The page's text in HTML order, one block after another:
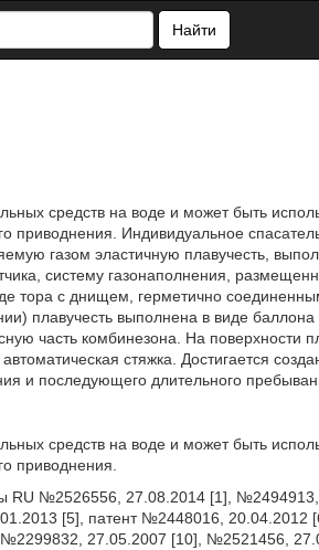
Найти
средств на воде и может быть
приводнения. Индивидуальное
газом эластичную плавучесть,
систему газонаполнения,
тора с днищем, герметично
плавучесть выполнена в виде
часть комбинезона. На поверхности
стяжка. Достигается
и последующего длительного
средств на воде и может быть
приводнения.
RU №2526556, 27.08.2014 [1],
[5], патент №2448016, 20.04.2012
27.05.2007 [10], №2521456,